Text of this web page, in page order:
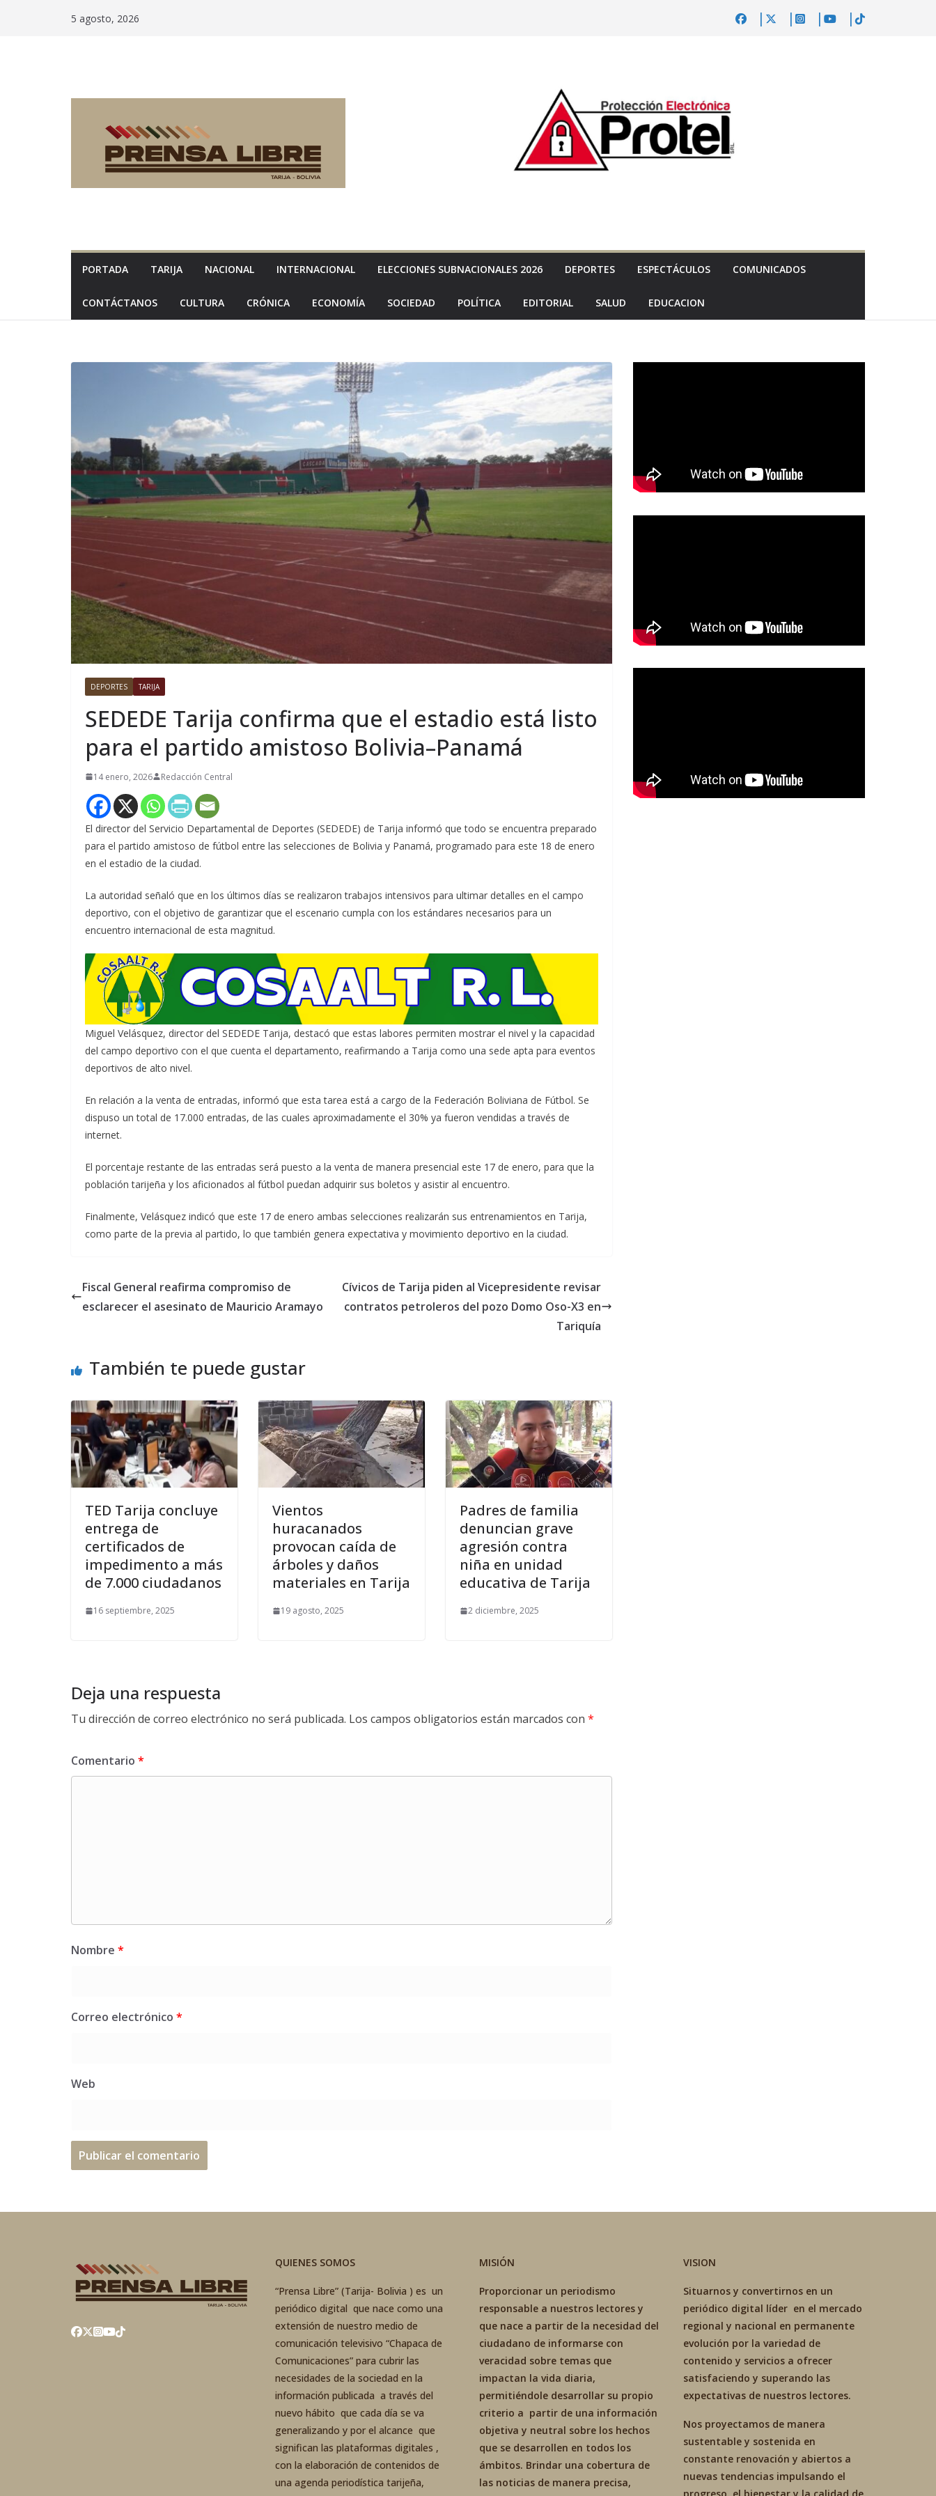
5 agosto, 2026
PORTADA TARIJA NACIONAL INTERNACIONAL ELECCIONES SUBNACIONALES 2026 DEPORTES ESPECTÁCULOS COMUNICADOS
CONTÁCTANOS CULTURA CRÓNICA ECONOMÍA SOCIEDAD POLÍTICA EDITORIAL SALUD EDUCACION
DEPORTES TARIJA
SEDEDE Tarija confirma que el estadio está listo
para el partido amistoso Bolivia–Panamá
14 enero, 2026 Redacción Central
El director del Servicio Departamental de Deportes (SEDEDE) de Tarija informó que todo se encuentra preparado
para el partido amistoso de fútbol entre las selecciones de Bolivia y Panamá, programado para este 18 de enero
en el estadio de la ciudad.
La autoridad señaló que en los últimos días se realizaron trabajos intensivos para ultimar detalles en el campo
deportivo, con el objetivo de garantizar que el escenario cumpla con los estándares necesarios para un
encuentro internacional de esta magnitud.
Miguel Velásquez, director del SEDEDE Tarija, destacó que estas labores permiten mostrar el nivel y la capacidad
del campo deportivo con el que cuenta el departamento, reafirmando a Tarija como una sede apta para eventos
deportivos de alto nivel.
En relación a la venta de entradas, informó que esta tarea está a cargo de la Federación Boliviana de Fútbol. Se
dispuso un total de 17.000 entradas, de las cuales aproximadamente el 30% ya fueron vendidas a través de
internet.
El porcentaje restante de las entradas será puesto a la venta de manera presencial este 17 de enero, para que la
población tarijeña y los aficionados al fútbol puedan adquirir sus boletos y asistir al encuentro.
Finalmente, Velásquez indicó que este 17 de enero ambas selecciones realizarán sus entrenamientos en Tarija,
como parte de la previa al partido, lo que también genera expectativa y movimiento deportivo en la ciudad.
Fiscal General reafirma compromiso de
esclarecer el asesinato de Mauricio Aramayo
Cívicos de Tarija piden al Vicepresidente revisar
contratos petroleros del pozo Domo Oso-X3 en
Tariquía
También te puede gustar
TED Tarija concluye
entrega de
certificados de
impedimento a más
de 7.000 ciudadanos
16 septiembre, 2025
Vientos
huracanados
provocan caída de
árboles y daños
materiales en Tarija
19 agosto, 2025
Padres de familia
denuncian grave
agresión contra
niña en unidad
educativa de Tarija
2 diciembre, 2025
Deja una respuesta
Tu dirección de correo electrónico no será publicada. Los campos obligatorios están marcados con *
Comentario *
Nombre *
Correo electrónico *
Web
QUIENES SOMOS
“Prensa Libre” (Tarija- Bolivia ) es un
periódico digital que nace como una
extensión de nuestro medio de
comunicación televisivo “Chapaca de
Comunicaciones” para cubrir las
necesidades de la sociedad en la
información publicada a través del
nuevo hábito que cada día se va
generalizando y por el alcance que
significan las plataformas digitales ,
con la elaboración de contenidos de
una agenda periodística tarijeña,
MISIÓN
Proporcionar un periodismo
responsable a nuestros lectores y
que nace a partir de la necesidad del
ciudadano de informarse con
veracidad sobre temas que
impactan la vida diaria,
permitiéndole desarrollar su propio
criterio a partir de una información
objetiva y neutral sobre los hechos
que se desarrollen en todos los
ámbitos. Brindar una cobertura de
las noticias de manera precisa,
VISION
Situarnos y convertirnos en un
periódico digital líder en el mercado
regional y nacional en permanente
evolución por la variedad de
contenido y servicios a ofrecer
satisfaciendo y superando las
expectativas de nuestros lectores.
Nos proyectamos de manera
sustentable y sostenida en
constante renovación y abiertos a
nuevas tendencias impulsando el